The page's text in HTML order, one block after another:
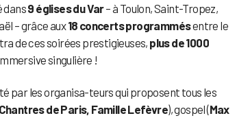
dans9 églises du Var– à Toulon, Saint-Tropez,
– grâce aux18 concerts programmésentre le
de ces soirées prestigieuses, plus de 1000
singulière !
par les organisa-teurs qui proposent tous les
de Paris, Famille Lefèvre), gospel (Max